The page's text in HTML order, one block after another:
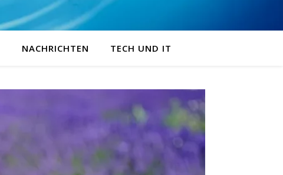
NACHRICHTEN TECH UND IT